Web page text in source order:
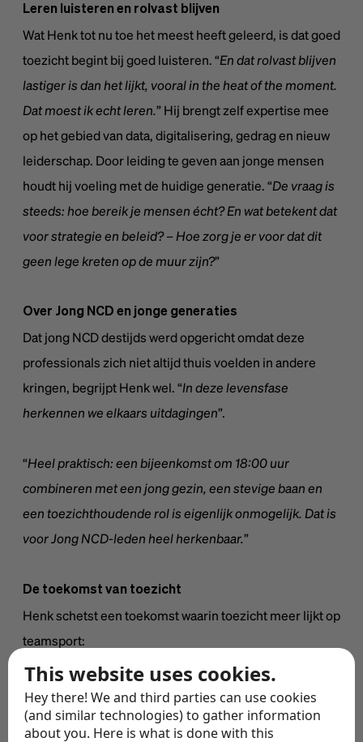
This website uses cookies.
Hey there! We and third parties can use cookies
(and similar technologies) to gather information
about you. Here is what is done with this
Leren luisteren en rolvast blijven
Wat Henk tot nu toe het meest heeft geleerd, is dat goed
toezicht begint bij goed luisteren. “En dat rolvast blijven
lastiger is dan het lijkt, vooral in the heat of the moment.
Dat moest ik echt leren.” Hij brengt zelf expertise mee
op het gebied van data, digitalisering, gedrag en nieuw
leiderschap. Door leiding te geven aan jonge mensen
houdt hij voeling met de huidige generatie. “De vraag is
steeds: hoe bereik je mensen écht? En wat betekent dat
voor strategie en beleid? – Hoe zorg je er voor dat dit
geen lege kreten op de muur zijn?”
Over Jong NCD en jonge generaties
Dat jong NCD destijds werd opgericht omdat deze
professionals zich niet altijd thuis voelden in andere
kringen, begrijpt Henk wel. “In deze levensfase
herkennen we elkaars uitdagingen”.
“Heel praktisch: een bijeenkomst om 18:00 uur
combineren met een jong gezin, een stevige baan en
een toezichthoudende rol is eigenlijk onmogelijk. Dat is
voor Jong NCD-leden heel herkenbaar.”
De toekomst van toezicht
Henk schetst een toekomst waarin toezicht meer lijkt op
teamsport:
“Met overzicht, spelinzicht
en vertrouwen in elkaars